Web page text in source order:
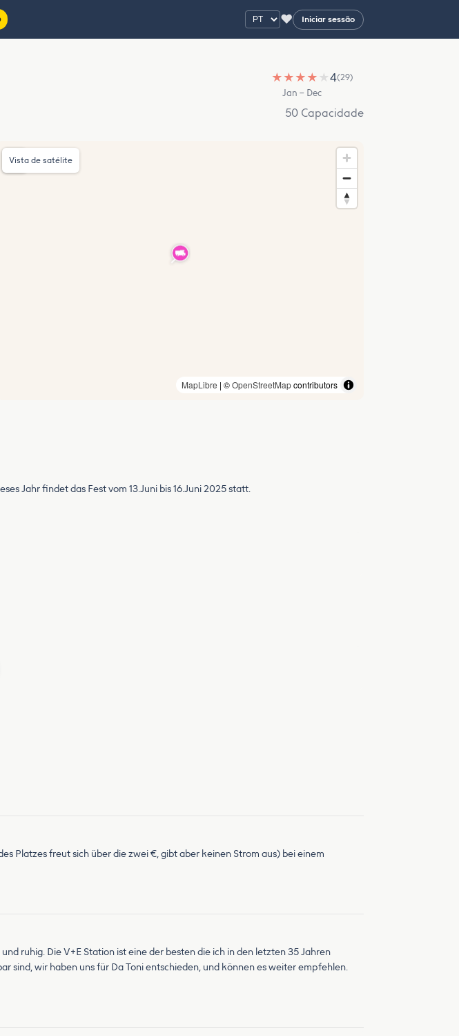
♥ Iniciar sessão
★ ★ ★ ★ ★4(29)
Jan – Dec
50 Capacidade
MapLibre | ©OpenStreetMapcontributors
Vista de satélite
Jahr findet das Fest vom 13.Juni bis 16.Juni 2025 statt.
Platzes freut sich über die zwei €, gibt aber keinen Strom aus) bei einem
ruhig. Die V+E Station ist eine der besten die ich in den letzten 35 Jahren
sind, wir haben uns für Da Toni entschieden, und können es weiter empfehlen.